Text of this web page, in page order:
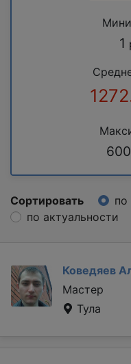
1
Сортировать по
по актуальности
Коведяев
Мастер
Тула